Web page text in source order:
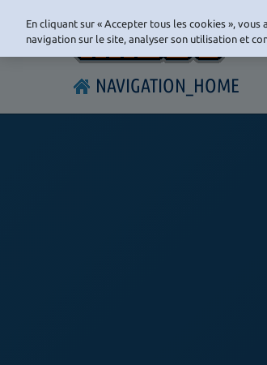
NAVIGATION_HOME
En cliquant sur « Accepter tous les cookies »,
navigation sur le site, analyser son utilisation et